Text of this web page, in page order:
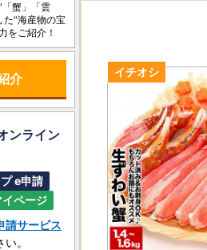
「蟹」「雲
“海産物の宝
をご紹介！
介
ンライン
e申請
イページ
請サービス
。